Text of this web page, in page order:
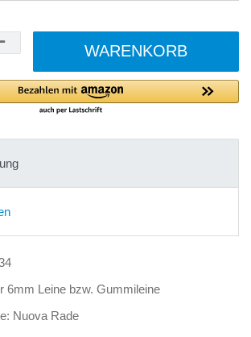
WARENKORB
6mm Leine bzw. Gummileine
Nuova Rade